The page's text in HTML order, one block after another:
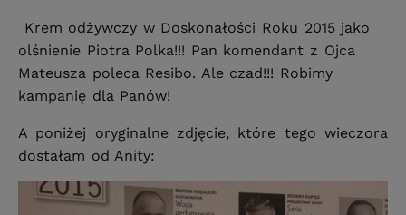
Krem odżywczy w Doskonałości Roku 2015 jako
olśnienie Piotra Polka!!! Pan komendant z Ojca
Mateusza poleca Resibo. Ale czad!!! Robimy
kampanię dla Panów!
A poniżej oryginalne zdjęcie, które tego wieczora
dostałam od Anity: